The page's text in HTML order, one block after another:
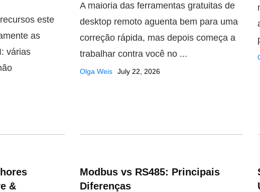
este
as
várias
​A maioria das ferramentas gratuitas de
desktop remoto aguenta bem para uma
correção rápida, mas depois começa a
trabalhar contra você no ...
Olga Weis July 22, 2026
&
Modbus vs RS485: Principais
Diferenças